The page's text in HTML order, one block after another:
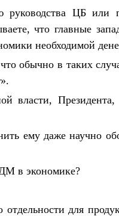
ЦБ или
что главные
необходимой
обычно в таких
власти, Президента,
ему даже научно
в экономике?
для